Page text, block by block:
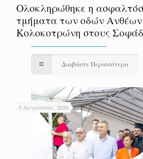
Ολοκληρώθηκε η
τμήματα των οδών Ανθέων
Κολοκοτρώνη στους
Διαβάστε Περισσότερα
5 Αυγούστου, 2026